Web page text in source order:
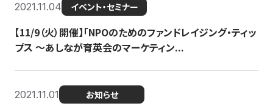
2021.11.04 イベント・セミナー
【11/9（火）開催】「NPOのためのファンドレイジング・ティッ
プス 〜あしなが育英会のマーケティン...
2021.11.01 お知らせ